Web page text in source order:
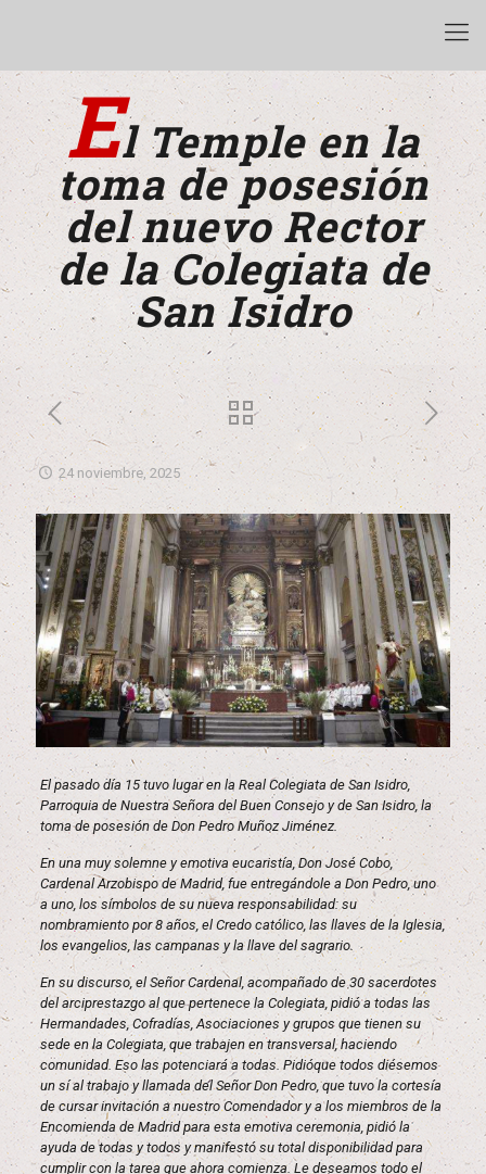
El Temple en la
toma de posesión
del nuevo Rector
de la Colegiata de
San Isidro
24 noviembre, 2025
El pasado día 15 tuvo lugar en la Real Colegiata de San Isidro,
Parroquia de Nuestra Señora del Buen Consejo y de San Isidro, la
toma de posesión de Don Pedro Muñoz Jiménez.
En una muy solemne y emotiva eucaristía, Don José Cobo,
Cardenal Arzobispo de Madrid, fue entregándole a Don Pedro, uno
a uno, los símbolos de su nueva responsabilidad: su
nombramiento por 8 años, el Credo católico, las llaves de la Iglesia,
los evangelios, las campanas y la llave del sagrario.
En su discurso, el Señor Cardenal, acompañado de 30 sacerdotes
del arciprestazgo al que pertenece la Colegiata, pidió a todas las
Hermandades, Cofradías, Asociaciones y grupos que tienen su
sede en la Colegiata, que trabajen en transversal, haciendo
comunidad. Eso las potenciará a todas. Pidióque todos diésemos
un sí al trabajo y llamada del Señor Don Pedro, que tuvo la cortesía
de cursar invitación a nuestro Comendador y a los miembros de la
Encomienda de Madrid para esta emotiva ceremonia, pidió la
ayuda de todas y todos y manifestó su total disponibilidad para
cumplir con la tarea que ahora comienza. Le deseamos todo el